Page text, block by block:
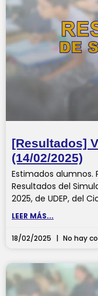
[Resultados]
(14/02/2025)
Estimados alumnos.
Resultados del
2025, de UDEP, del
LEER MÁS...
18/02/2025 No hay